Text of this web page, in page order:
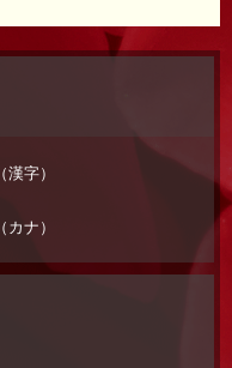
（漢字）
（カナ）